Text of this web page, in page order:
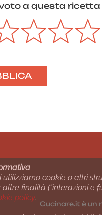
a questa ricetta
Cucinare.it è un
utilizziamo cookie o altri
altre finalità (“interazioni e
policy.